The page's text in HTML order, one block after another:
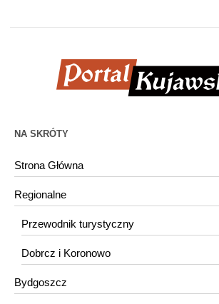
NA SKRÓTY
Strona Główna
Regionalne
Przewodnik turystyczny
Dobrcz i Koronowo
Bydgoszcz